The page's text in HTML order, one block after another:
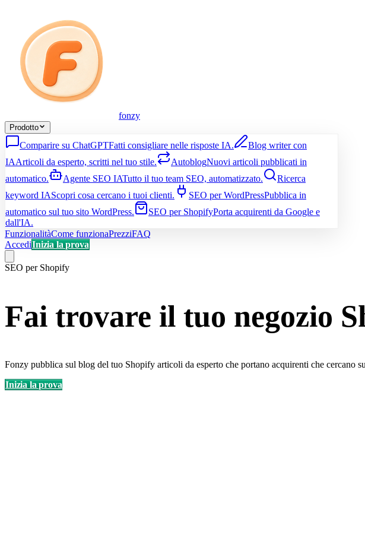
fonzy
Prodotto
Comparire su ChatGPTFatti consigliare nelle risposte IA.
Blog writer con
IAArticoli da esperto, scritti nel tuo stile. AutoblogNuovi articoli pubblicati in
automatico.
Agente SEO IATutto il tuo team SEO, automatizzato.
Ricerca
keyword IAScopri cosa cercano i tuoi clienti. SEO per WordPressPubblica in
automatico sul tuo sito WordPress.
SEO per ShopifyPorta acquirenti da Google e
dall'IA.
FunzionalitàCome funzionaPrezziFAQ
AccediInizia la prova
SEO per Shopify
Fai trovare il tuo negozio
Fonzy pubblica sul blog del tuo Shopify articoli da esperto che portano acquirenti che
Inizia la prova